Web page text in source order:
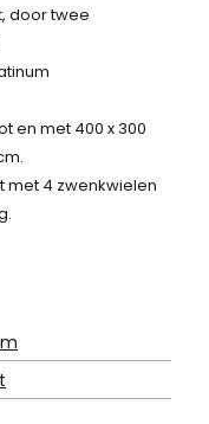
door twee
en met 400 x 300
met 4 zwenkwielen